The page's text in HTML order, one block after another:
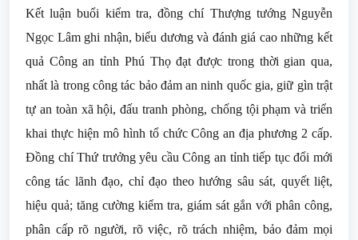
Kết luận buổi kiểm tra, đồng chí Thượng tướng Nguyễn
Ngọc Lâm ghi nhận, biểu dương và đánh giá cao những kết
quả Công an tỉnh Phú Thọ đạt được trong thời gian qua,
nhất là trong công tác bảo đảm an ninh quốc gia, giữ gìn trật
tự an toàn xã hội, đấu tranh phòng, chống tội phạm và triển
khai thực hiện mô hình tổ chức Công an địa phương 2 cấp.
Đồng chí Thứ trưởng yêu cầu Công an tỉnh tiếp tục đổi mới
công tác lãnh đạo, chỉ đạo theo hướng sâu sát, quyết liệt,
hiệu quả; tăng cường kiểm tra, giám sát gắn với phân công,
phân cấp rõ người, rõ việc, rõ trách nhiệm, bảo đảm mọi